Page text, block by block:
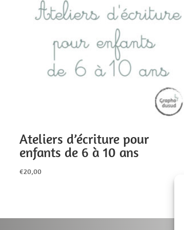
Ateliers d’écriture pour
enfants de 6 à 10 ans
€20,00